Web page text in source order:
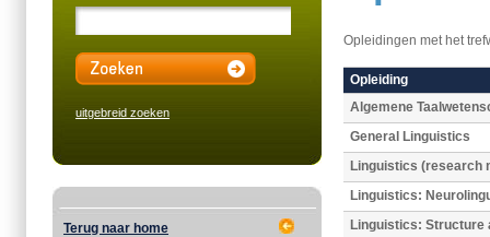
uitgebreid zoeken
Terug naar home
Opleidingen met het
Opleiding
Algemene
General Linguistics
Linguistics (research
Linguistics:
Linguistics: Structure